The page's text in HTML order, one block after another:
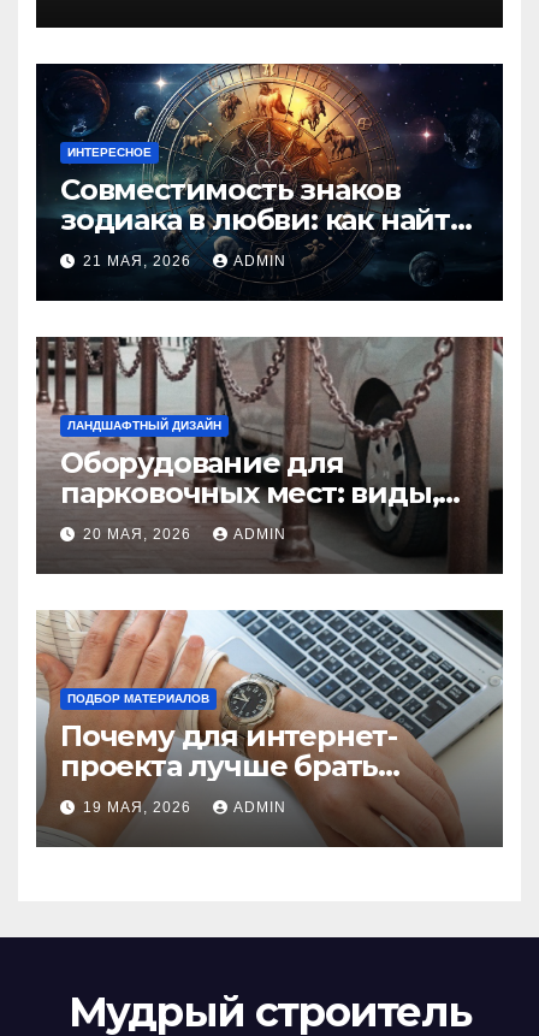
ИНТЕРЕСНОЕ
Совместимость знаков
зодиака в любви: как найти
идеальную пару и
избежать конфликтов
21 МАЯ, 2026 ADMIN
ЛАНДШАФТНЫЙ ДИЗАЙН
Оборудование для
парковочных мест: виды,
функции и нормы
установки
20 МАЯ, 2026 ADMIN
ПОДБОР МАТЕРИАЛОВ
Почему для интернет-
проекта лучше брать
отдельный сервер:
преимущества и ключевые
аспекты
19 МАЯ, 2026 ADMIN
Мудрый строитель